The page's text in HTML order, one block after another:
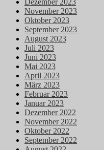
November 2023
Oktober 2023
September 2023
August 2023
Juli 2023
Juni 2023
Mai 2023
April 2023
März 2023
Februar 2023
Januar 2023
Dezember 2022
November 2022
Oktober 2022
September 2022